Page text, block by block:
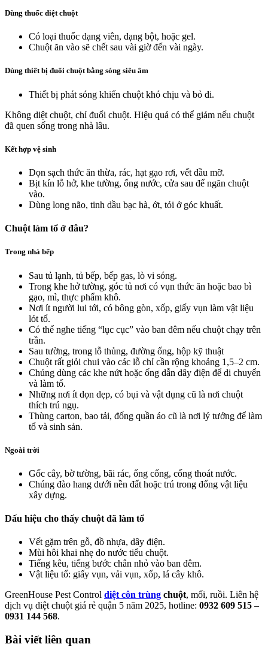
Dùng thuốc diệt chuột
Có loại thuốc dạng viên, dạng bột, hoặc gel.
Chuột ăn vào sẽ chết sau vài giờ đến vài ngày.
Dùng thiết bị đuổi chuột bằng sóng siêu âm
Thiết bị phát sóng khiến chuột khó chịu và bỏ đi.
Không diệt chuột, chỉ đuổi chuột. Hiệu quả có thể giảm nếu chuột
đã quen sống trong nhà lâu.
Kết hợp vệ sinh
Dọn sạch thức ăn thừa, rác, hạt gạo rơi, vết dầu mỡ.
Bịt kín lỗ hở, khe tường, ống nước, cửa sau để ngăn chuột
vào.
Dùng long não, tinh dầu bạc hà, ớt, tỏi ở góc khuất.
Chuột làm tổ ở đâu?
Trong nhà bếp
Sau tủ lạnh, tủ bếp, bếp gas, lò vi sóng.
Trong khe hở tường, góc tủ nơi có vụn thức ăn hoặc bao bì
gạo, mì, thực phẩm khô.
Nơi ít người lui tới, có bông gòn, xốp, giấy vụn làm vật liệu
lót tổ.
Có thể nghe tiếng “lục cục” vào ban đêm nếu chuột chạy trên
trần.
Sau tường, trong lỗ thủng, đường ống, hộp kỹ thuật
Chuột rất giỏi chui vào các lỗ chỉ cần rộng khoảng 1,5–2 cm.
Chúng dùng các khe nứt hoặc ống dẫn dây điện để di chuyển
và làm tổ.
Những nơi ít dọn dẹp, có bụi và vật dụng cũ là nơi chuột
thích trú ngụ.
Thùng carton, bao tải, đống quần áo cũ là nơi lý tưởng để làm
tổ và sinh sản.
Ngoài trời
Gốc cây, bờ tường, bãi rác, ống cống, cống thoát nước.
Chúng đào hang dưới nền đất hoặc trú trong đống vật liệu
xây dựng.
Dấu hiệu cho thấy chuột đã làm tổ
Vết gặm trên gỗ, đồ nhựa, dây điện.
Mùi hôi khai nhẹ do nước tiểu chuột.
Tiếng kêu, tiếng bước chân nhỏ vào ban đêm.
Vật liệu tổ: giấy vụn, vải vụn, xốp, lá cây khô.
GreenHouse Pest Control diệt côn trùng chuột, mối, ruồi. Liên hệ
dịch vụ diệt chuột giá rẻ quận 5 năm 2025, hotline: 0932 609 515 –
0931 144 568.
Bài viết liên quan